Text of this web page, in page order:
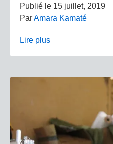
Publié le 15 juillet, 2019
ParAmara Kamaté
Lire plus